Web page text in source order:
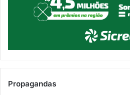
Propagandas